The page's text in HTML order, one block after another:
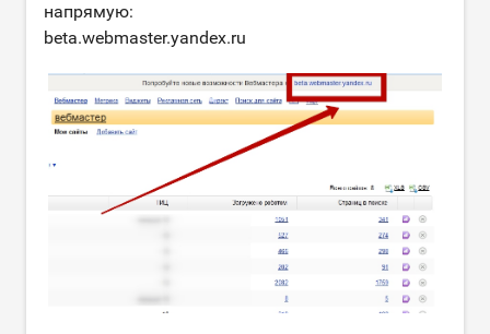
напрямую:
beta.webmaster.yandex.ru